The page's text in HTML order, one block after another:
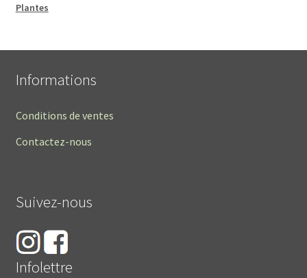
Plantes
Informations
Conditions de ventes
Contactez-nous
Suivez-nous
Infolettre